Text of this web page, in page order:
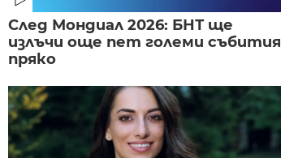
След Мондиал 2026: БНТ ще
излъчи още пет големи събития
пряко